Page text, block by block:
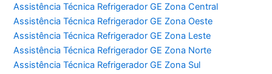
Assistência Técnica Refrigerador GE Zona Central
Assistência Técnica Refrigerador GE Zona Oeste
Assistência Técnica Refrigerador GE Zona Leste
Assistência Técnica Refrigerador GE Zona Norte
Assistência Técnica Refrigerador GE Zona Sul